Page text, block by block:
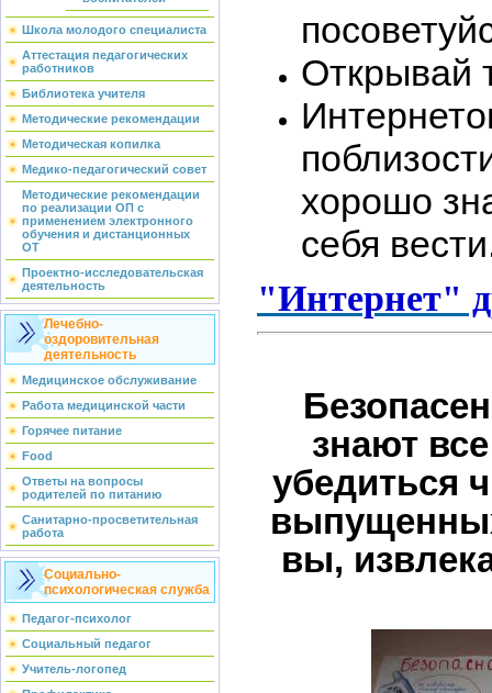
Школа молодого специалиста
Аттестация педагогических
работников
Библиотека учителя
Методические рекомендации
Методическая копилка
Медико-педагогический совет
Методические рекомендации
по реализации ОП с
применением электронного
обучения и дистанционных
ОТ
Проектно-исследовательская
деятельность
Лечебно-
оздоровительная
деятельность
Медицинское обслуживание
Работа медицинской части
Горячее питание
Food
Ответы на вопросы
родителей по питанию
Санитарно-просветительная
работа
Социально-
психологическая служба
Педагог-психолог
Социальный педагог
Учитель-логопед
Открывай
хорошо
себя
"Интернет"
знают
убедиться
вы,